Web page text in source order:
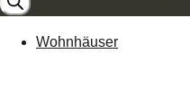
Wohnhäuser